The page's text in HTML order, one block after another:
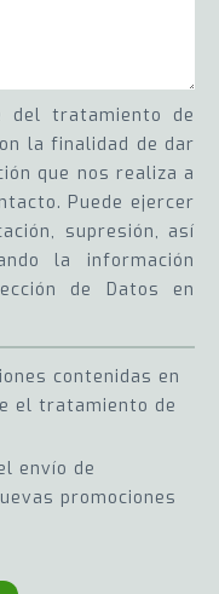
del tratamiento de
la finalidad de dar
que nos realiza a
Puede ejercer
supresión, así
la información
de Datos en
contenidas en
el tratamiento de
envío de
promociones